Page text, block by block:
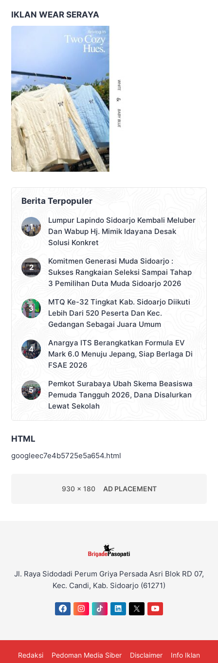
IKLAN WEAR SERAYA
Berita Terpopuler
Lumpur Lapindo Sidoarjo Kembali Meluber
Dan Wabup Hj. Mimik Idayana Desak
Solusi Konkret
Komitmen Generasi Muda Sidoarjo :
Sukses Rangkaian Seleksi Sampai Tahap
3 Pemilihan Duta Muda Sidoarjo 2026
MTQ Ke-32 Tingkat Kab. Sidoarjo Diikuti
Lebih Dari 520 Peserta Dan Kec.
Gedangan Sebagai Juara Umum
Anargya ITS Berangkatkan Formula EV
Mark 6.0 Menuju Jepang, Siap Berlaga Di
FSAE 2026
Pemkot Surabaya Ubah Skema Beasiswa
Pemuda Tangguh 2026, Dana Disalurkan
Lewat Sekolah
HTML
googleec7e4b5725e5a654.html
930 x 180 AD PLACEMENT
Jl. Raya Sidodadi Perum Griya Persada Asri Blok RD 07,
Kec. Candi, Kab. Sidoarjo (61271)
Redaksi Pedoman Media Siber Disclaimer Info Iklan